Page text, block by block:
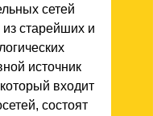
сетей
старейших и
источник
входит
состоят